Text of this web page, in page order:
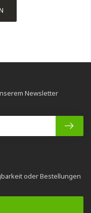
oder Bestellungen
Newsletter